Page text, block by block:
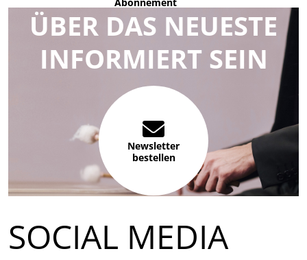
ÜBER DAS NEUESTE
INFORMIERT SEIN
Newsletter
bestellen
SOCIAL MEDIA